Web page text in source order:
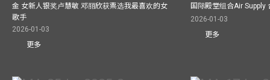
金 女新人银奖卢慧敏 邓丽欣获票选我最喜欢的女
歌手
2026-01-03
更多
国际殿堂组合Air Supply
2026-01-03
更多